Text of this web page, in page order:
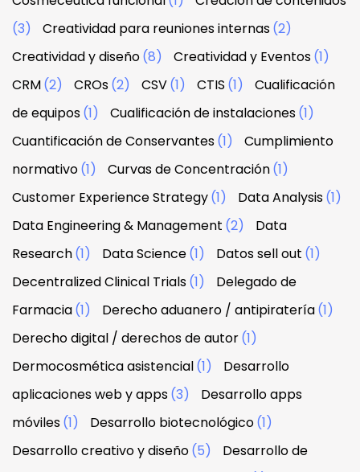
(3)
Creatividad para reuniones internas(2)
Creatividad y diseño(8) Creatividad y Eventos(1)
CRM(2) CROs(2) CSV(1) CTIS (1)
Cualificación
de equipos(1) Cualificación de instalaciones(1)
Cuantificación de Conservantes(1)
Cumplimiento
normativo(1) Curvas de Concentración(1)
Customer Experience Strategy(1) Data Analysis(1)
Data Engineering & Management (2)
Data
Research(1) Data Science(1) Datos sell out (1)
Decentralized Clinical Trials(1)
Delegado de
Farmacia(1) Derecho aduanero / antipiratería(1)
Derecho digital / derechos de autor(1)
Dermocosmética asistencial(1)
Desarrollo
aplicaciones web y apps(3)
Desarrollo apps
móviles(1) Desarrollo biotecnológico(1)
Desarrollo creativo y diseño(5)
Desarrollo de